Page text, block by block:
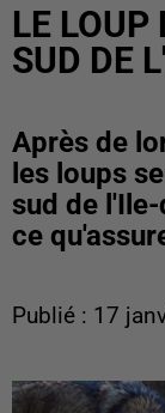
LE LOUP
SUD DE
Après de
les loups
sud de
ce
Publié : 17